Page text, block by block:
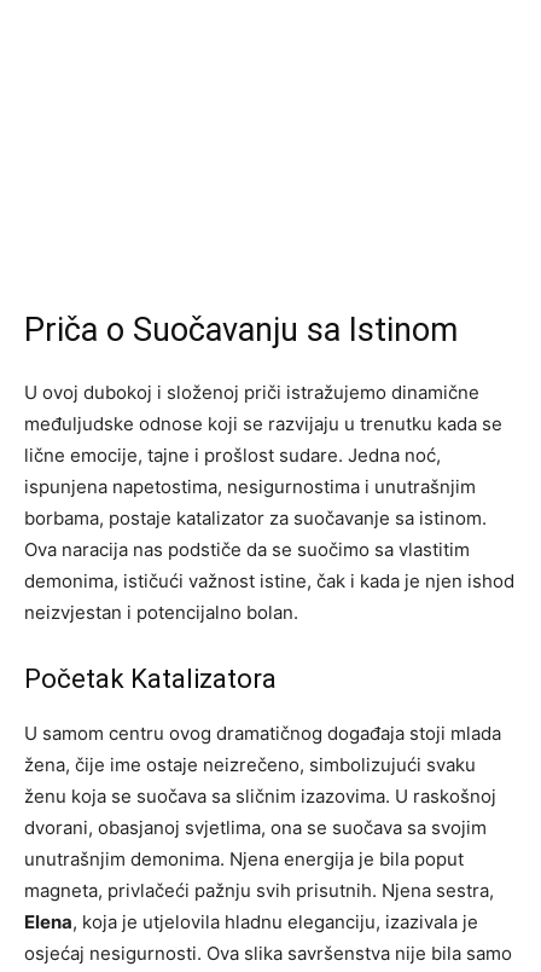
Priča o Suočavanju sa Istinom
U ovoj dubokoj i složenoj priči istražujemo dinamične
međuljudske odnose koji se razvijaju u trenutku kada se
lične emocije, tajne i prošlost sudare. Jedna noć,
ispunjena napetostima, nesigurnostima i unutrašnjim
borbama, postaje katalizator za suočavanje sa istinom.
Ova naracija nas podstiče da se suočimo sa vlastitim
demonima, ističući važnost istine, čak i kada je njen ishod
neizvjestan i potencijalno bolan.
Početak Katalizatora
U samom centru ovog dramatičnog događaja stoji mlada
žena, čije ime ostaje neizrečeno, simbolizujući svaku
ženu koja se suočava sa sličnim izazovima. U raskošnoj
dvorani, obasjanoj svjetlima, ona se suočava sa svojim
unutrašnjim demonima. Njena energija je bila poput
magneta, privlačeći pažnju svih prisutnih. Njena sestra,
Elena, koja je utjelovila hladnu eleganciju, izazivala je
osjećaj nesigurnosti. Ova slika savršenstva nije bila samo